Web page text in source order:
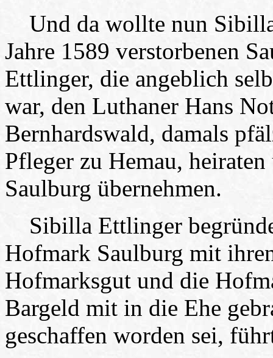
Und da wollte nun
Jahre 1589 verstorbenen
Ettlinger, die angeblich
war, den Luthaner Hans
Bernhardswald, damals
Pfleger zu Hemau,
Saulburg übernehmen.
Sibilla Ettlinger
Hofmark Saulburg mit
Hofmarksgut und die
Bargeld mit in die Ehe
geschaffen worden sei,